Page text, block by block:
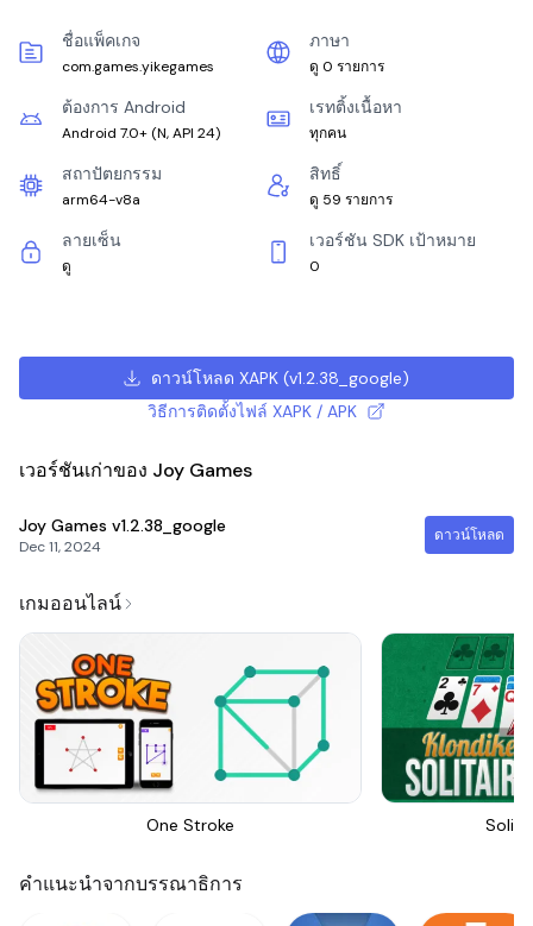
ชื่อแพ็คเกจ
com.games.yikegames
ภาษา
ดู 0 รายการ
ต้องการ Android
Android 7.0+ (N, API 24)
เรทติ้งเนื้อหา
ทุกคน
สถาปัตยกรรม
arm64-v8a
สิทธิ์
ดู 59 รายการ
ลายเซ็น
ดู
เวอร์ชัน SDK เป้าหมาย
0
ดาวน์โหลด XAPK (v1.2.38_google)
วิธีการติดตั้งไฟล์ XAPK / APK
เวอร์ชันเก่าของ Joy Games
Joy Games v1.2.38_google
Dec 11, 2024
ดาวน์โหลด
เกมออนไลน์
One Stroke
คำแนะนำจากบรรณาธิการ